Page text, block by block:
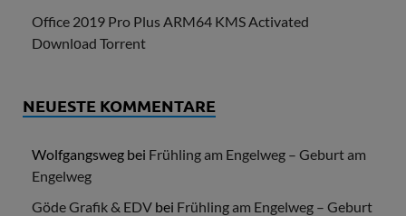
Office 2019 Pro Plus ARM64 KMS Activated
Dоwnlоad Torrent
NEUESTE KOMMENTARE
Wolfgangsweg bei Frühling am Engelweg – Geburt am
Engelweg
Göde Grafik & EDV bei Frühling am Engelweg – Geburt